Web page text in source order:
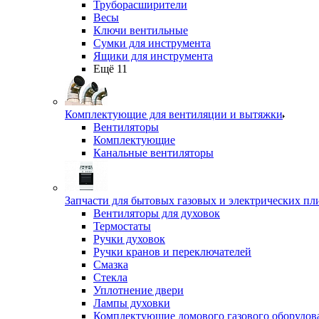
Труборасширители
Весы
Ключи вентильные
Сумки для инструмента
Ящики для инструмента
Ещё 11
Комплектующие для вентиляции и вытяжки
Вентиляторы
Комплектующие
Канальные вентиляторы
Запчасти для бытовых газовых и электрических
Вентиляторы для духовок
Термостаты
Ручки духовок
Ручки кранов и переключателей
Смазка
Стекла
Уплотнение двери
Лампы духовки
Комплектующие домового газового